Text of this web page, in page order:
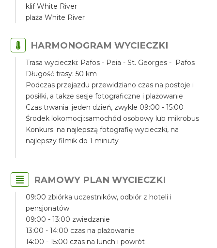
klif White River
plaża White River
HARMONOGRAM WYCIECZKI
Trasa wycieczki: Pafos - Peia - St. Georges - Pafos
Długość trasy: 50 km
Podczas przejazdu przewidziano czas na postoje i
posiłki, a także sesje fotograficzne i plażowanie
Czas trwania: jeden dzień, zwykle 09:00 - 15:00
Środek lokomocji:samochód osobowy lub mikrobus
Konkurs: na najlepszą fotografię wycieczki, na
najlepszy filmik do 1 minuty
RAMOWY PLAN WYCIECZKI
09:00 zbiórka uczestników, odbiór z hoteli i
pensjonatów
09:00 - 13:00 zwiedzanie
13:00 - 14:00 czas na plażowanie
14:00 - 15:00 czas na lunch i powrót